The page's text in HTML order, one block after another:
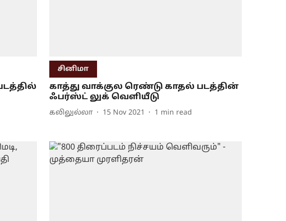
சினிமா
காத்து வாக்குல ரெண்டு காதல் படத்தின்
ஃபர்ஸ்ட் லுக் வெளியீடு
கலிலுல்லா 15 Nov 2021 1 min read